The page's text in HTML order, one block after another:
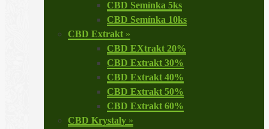
CBD Semínka 5ks
CBD Semínka 10ks
CBD Extrakt »
CBD EXtrakt 20%
CBD Extrakt 30%
CBD Extrakt 40%
CBD Extrakt 50%
CBD Extrakt 60%
CBD Krystaly »